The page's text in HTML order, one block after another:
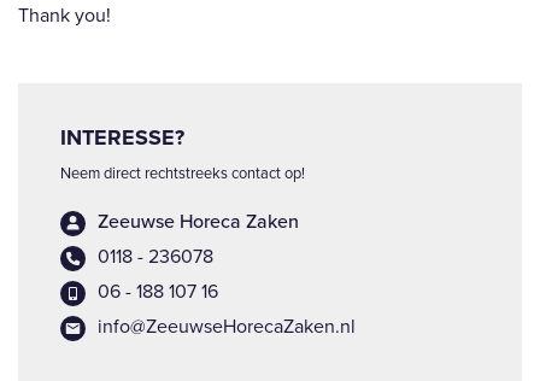
Thank you!
INTERESSE?
Neem direct rechtstreeks contact op!
Zeeuwse Horeca Zaken
0118 - 236078
06 - 188 107 16
info@ZeeuwseHorecaZaken.nl